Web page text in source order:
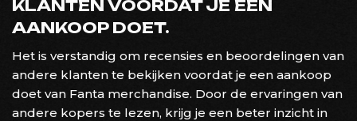
KLANTEN VOORDAT JE EEN
AANKOOP DOET.
Het is verstandig om recensies en beoordelingen van
andere klanten te bekijken voordat je een aankoop
doet van Fanta merchandise. Door de ervaringen van
andere kopers te lezen, krijg je een beter inzicht in